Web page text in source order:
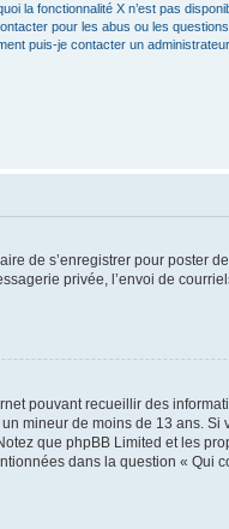
la fonctionnalité X n’est pas
pour les abus ou les
puis-je contacter un
de s’enregistrer pour poster
privée, l’envoi de
pouvant recueillir des
mineur de moins de 13 ans.
que phpBB Limited et les
dans la question « Qui